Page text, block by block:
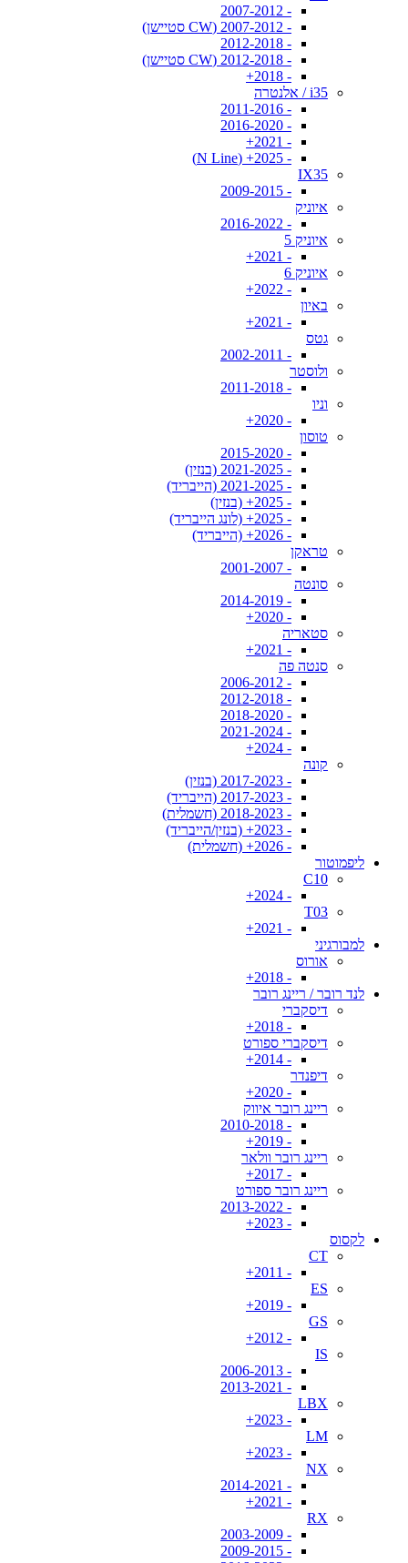
- 2007-2012
- 2007-2012 (CW סטיישן)
- 2012-2018
- 2012-2018 (CW סטיישן)
- 2018+
i35 / אלנטרה
- 2011-2016
- 2016-2020
- 2021+
- 2025+ (N Line)
IX35
- 2009-2015
איוניק
- 2016-2022
איוניק 5
- 2021+
איוניק 6
- 2022+
באיון
- 2021+
גטס
- 2002-2011
ולוסטר
- 2011-2018
וניו
- 2020+
טוסון
- 2015-2020
- 2021-2025 (בנזין)
- 2021-2025 (הייבריד)
- 2025+ (בנזין)
- 2025+ (לונג הייבריד)
- 2026+ (הייבריד)
טראקן
- 2001-2007
סונטה
- 2014-2019
- 2020+
סטאריה
- 2021+
סנטה פה
- 2006-2012
- 2012-2018
- 2018-2020
- 2021-2024
- 2024+
קונה
- 2017-2023 (בנזין)
- 2017-2023 (הייבריד)
- 2018-2023 (חשמלית)
- 2023+ (בנזין/הייבריד)
- 2026+ (חשמלית)
ליפמוטור
C10
- 2024+
T03
- 2021+
למבורגיני
אורוס
- 2018+
לנד רובר / ריינג רובר
דיסקברי
- 2018+
דיסקברי ספורט
- 2014+
דיפנדר
- 2020+
ריינג רובר איווק
- 2010-2018
- 2019+
ריינג רובר וולאר
- 2017+
ריינג רובר ספורט
- 2013-2022
- 2023+
לקסוס
CT
- 2011+
ES
- 2019+
GS
- 2012+
IS
- 2006-2013
- 2013-2021
LBX
- 2023+
LM
- 2023+
NX
- 2014-2021
- 2021+
RX
- 2003-2009
- 2009-2015